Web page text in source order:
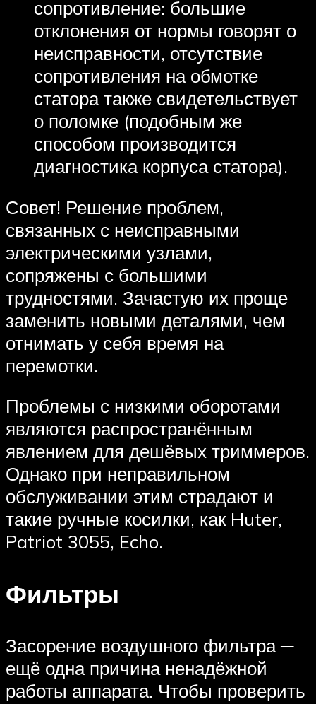
сопротивление: большие
отклонения от нормы говорят о
неисправности, отсутствие
сопротивления на обмотке
статора также свидетельствует
о поломке (подобным же
способом производится
диагностика корпуса статора).
Совет! Решение проблем,
связанных с неисправными
электрическими узлами,
сопряжены с большими
трудностями. Зачастую их проще
заменить новыми деталями, чем
отнимать у себя время на
перемотки.
Проблемы с низкими оборотами
являются распространённым
явлением для дешёвых триммеров.
Однако при неправильном
обслуживании этим страдают и
такие ручные косилки, как Huter,
Patriot 3055, Echo.
Фильтры
Засорение воздушного фильтра ─
ещё одна причина ненадёжной
работы аппарата. Чтобы проверить